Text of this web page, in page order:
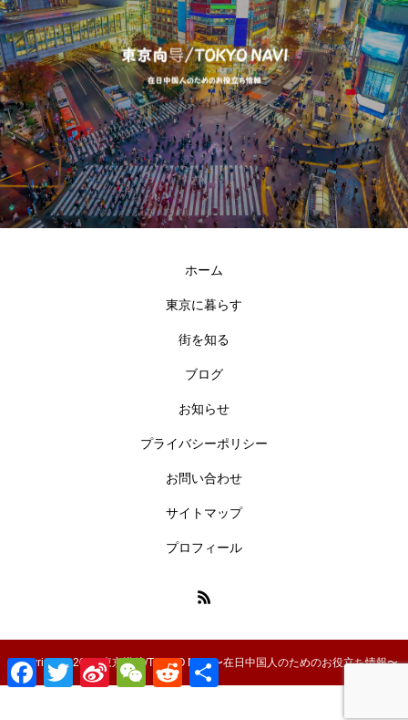
ホーム
東京に暮らす
街を知る
ブログ
お知らせ
プライバシーポリシー
お問い合わせ
サイトマップ
プロフィール
Copyright © 2024 東京導航/TOKYO NAVI〜在日中国人のためのお役立ち情報〜
FacebookTwitterSina
Weibo
WeChatReddit共